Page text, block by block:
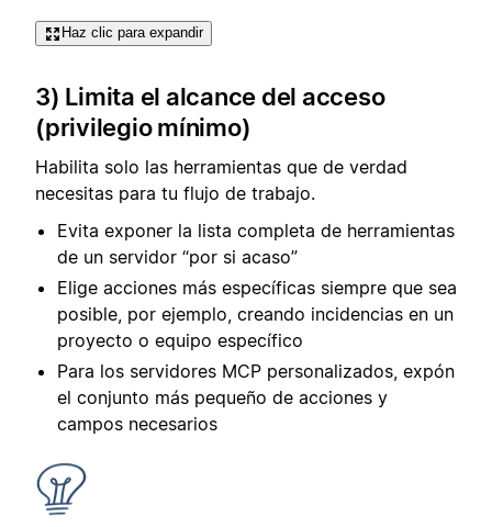
Haz clic para expandir
3) Limita el alcance del acceso
(privilegio mínimo)
Habilita solo las herramientas que de verdad
necesitas para tu flujo de trabajo.
Evita exponer la lista completa de herramientas
de un servidor “por si acaso”
Elige acciones más específicas siempre que sea
posible, por ejemplo, creando incidencias en un
proyecto o equipo específico
Para los servidores MCP personalizados, expón
el conjunto más pequeño de acciones y
campos necesarios